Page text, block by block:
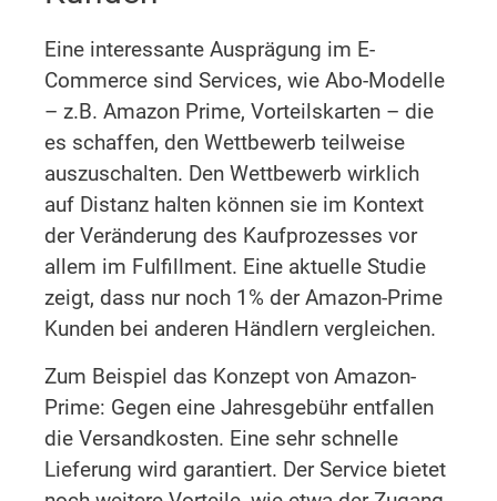
Eine interessante Ausprägung im E-
Commerce sind Services, wie Abo-Modelle
– z.B. Amazon Prime, Vorteilskarten – die
es schaffen, den Wettbewerb teilweise
auszuschalten. Den Wettbewerb wirklich
auf Distanz halten können sie im Kontext
der Veränderung des Kaufprozesses vor
allem im Fulfillment. Eine aktuelle Studie
zeigt, dass nur noch 1% der Amazon-Prime
Kunden bei anderen Händlern vergleichen.
Zum Beispiel das Konzept von Amazon-
Prime: Gegen eine Jahresgebühr entfallen
die Versandkosten. Eine sehr schnelle
Lieferung wird garantiert. Der Service bietet